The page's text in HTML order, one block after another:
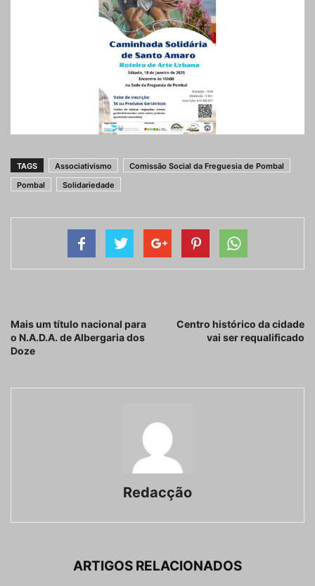
TAGS Associativismo
Comissão Social da Freguesia de Pombal
Pombal
Solidariedade
Mais um título nacional para
o N.A.D.A. de Albergaria dos
Doze
Centro histórico da cidade
vai ser requalificado
Redacção
ARTIGOS RELACIONADOS